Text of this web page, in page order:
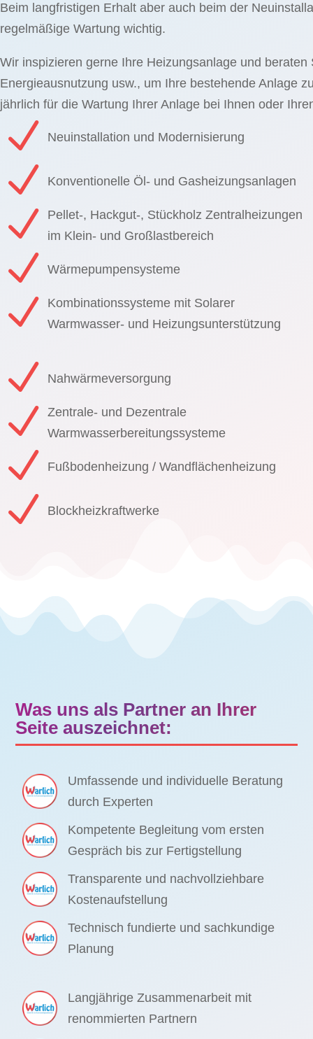
Beim langfristigen Erhalt aber auch beim der
regelmäßige Wartung wichtig.
Wir inspizieren gerne Ihre Heizungsanlage und
Energieausnutzung usw., um Ihre bestehende Anlage
jährlich für die Wartung Ihrer Anlage bei Ihnen oder
N Neuinstallation und Modernisierung
N Konventionelle Öl- und Gasheizungsanlagen
N
Pellet-, Hackgut-, Stückholz Zentralheizungen
im Klein- und Großlastbereich
N Wärmepumpensysteme
N
Kombinationssysteme mit Solarer
Warmwasser- und Heizungsunterstützung
N Nahwärmeversorgung
N Zentrale- und Dezentrale
Warmwasserbereitungssysteme
N Fußbodenheizung / Wandflächenheizung
N Blockheizkraftwerke
Was uns als Partner an Ihrer
Seite auszeichnet:
Umfassende und individuelle Beratung
durch Experten
Kompetente Begleitung vom ersten
Gespräch bis zur Fertigstellung
Transparente und nachvollziehbare
Kostenaufstellung
Technisch fundierte und sachkundige
Planung
Langjährige Zusammenarbeit mit
renommierten Partnern